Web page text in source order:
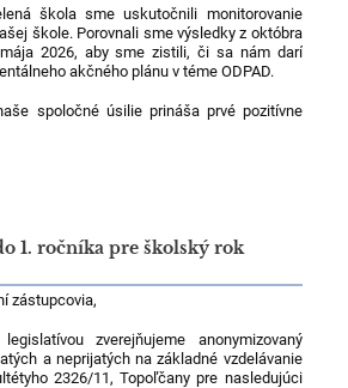
škola sme uskutočnili monitorovanie
škole. Porovnali sme výsledky z októbra
2026, aby sme zistili, či sa nám darí
akčného plánu v téme ODPAD.
spoločné úsilie prináša prvé pozitívne
1. ročníka pre školský rok
zástupcovia,
zverejňujeme anonymizovaný
a neprijatých na základné vzdelávanie
2326/11, Topoľčany pre nasledujúci